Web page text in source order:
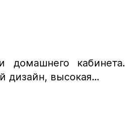
домашнего кабинета.
дизайн, высокая...